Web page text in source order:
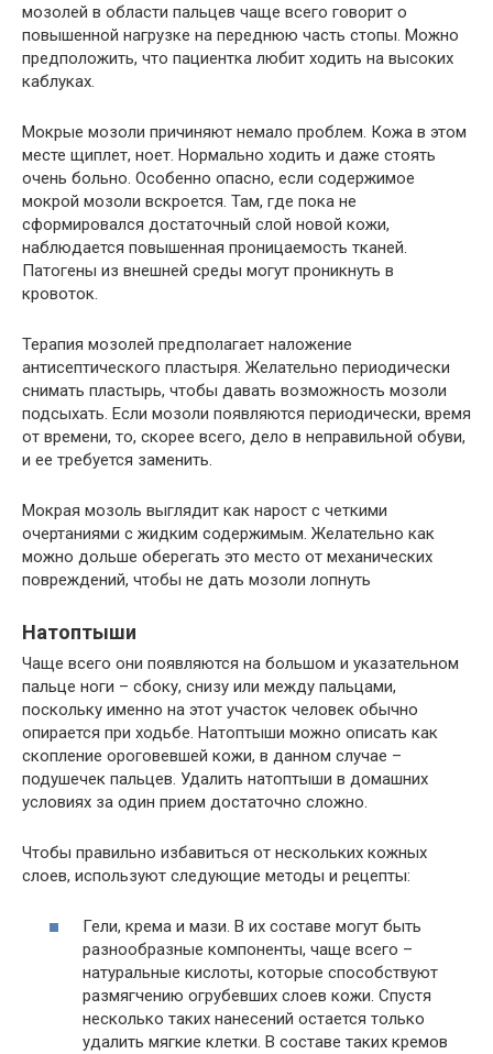
мозолей в области пальцев чаще всего говорит о
повышенной нагрузке на переднюю часть стопы. Можно
предположить, что пациентка любит ходить на высоких
каблуках.
Мокрые мозоли причиняют немало проблем. Кожа в этом
месте щиплет, ноет. Нормально ходить и даже стоять
очень больно. Особенно опасно, если содержимое
мокрой мозоли вскроется. Там, где пока не
сформировался достаточный слой новой кожи,
наблюдается повышенная проницаемость тканей.
Патогены из внешней среды могут проникнуть в
кровоток.
Терапия мозолей предполагает наложение
антисептического пластыря. Желательно периодически
снимать пластырь, чтобы давать возможность мозоли
подсыхать. Если мозоли появляются периодически, время
от времени, то, скорее всего, дело в неправильной обуви,
и ее требуется заменить.
Мокрая мозоль выглядит как нарост с четкими
очертаниями с жидким содержимым. Желательно как
можно дольше оберегать это место от механических
повреждений, чтобы не дать мозоли лопнуть
Натоптыши
Чаще всего они появляются на большом и указательном
пальце ноги – сбоку, снизу или между пальцами,
поскольку именно на этот участок человек обычно
опирается при ходьбе. Натоптыши можно описать как
скопление ороговевшей кожи, в данном случае –
подушечек пальцев. Удалить натоптыши в домашних
условиях за один прием достаточно сложно.
Чтобы правильно избавиться от нескольких кожных
слоев, используют следующие методы и рецепты:
Гели, крема и мази. В их составе могут быть
разнообразные компоненты, чаще всего –
натуральные кислоты, которые способствуют
размягчению огрубевших слоев кожи. Спустя
несколько таких нанесений остается только
удалить мягкие клетки. В составе таких кремов